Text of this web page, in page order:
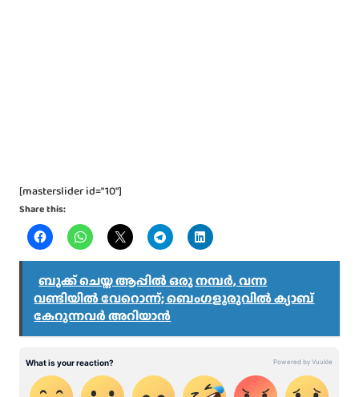
[masterslider id="10"]
Share this:
ബുക്ക് ചെയ്ത ആപ്പിൽ ഒരു നമ്പർ, വന്ന
വണ്ടിയിൽ വേറൊന്ന്; ബെംഗളൂരുവിൽ ക്യാബ്
കേറുന്നവർ അറിയാൻ